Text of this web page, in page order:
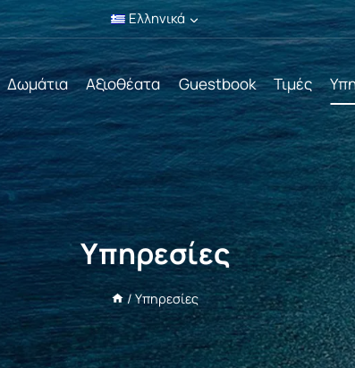
Ελληνικά
Δωμάτια Αξιοθέατα Guestbook Τιμές
Υπηρεσίες
/ Υπηρεσίες